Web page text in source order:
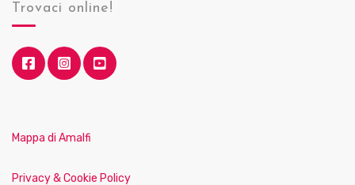
Trovaci online!
Mappa di Amalfi
Privacy & Cookie Policy